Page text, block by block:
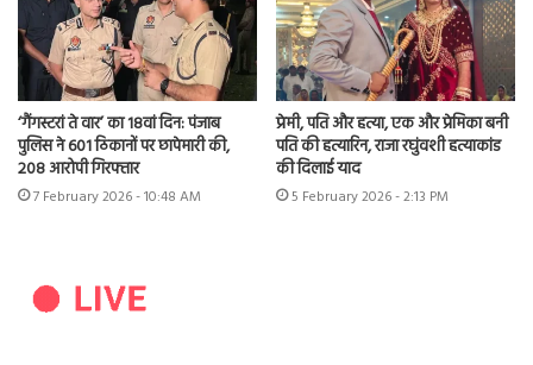
‘गैंगस्टरां ते वार’ का 18वां दिन: पंजाब
पुलिस ने 601 ठिकानों पर छापेमारी की,
208 आरोपी गिरफ्तार
7 February 2026 - 10:48 AM
प्रेमी, पति और हत्या, एक और प्रेमिका बनी
पति की हत्यारिन, राजा रघुंवशी हत्याकांड
की दिलाई याद
5 February 2026 - 2:13 PM